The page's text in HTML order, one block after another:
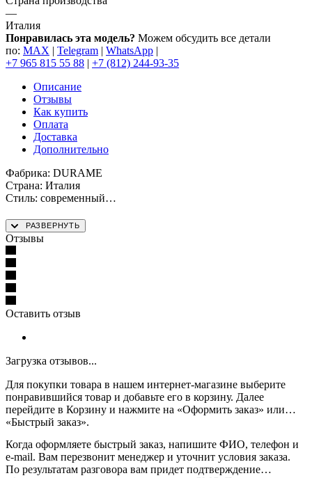
—
Италия
Понравилась эта модель? Можем обсудить все детали
по: MAX | Telegram | WhatsApp |
+7 965 815 55 88 | +7 (812) 244-93-35
Описание
Отзывы
Как купить
Оплата
Доставка
Дополнительно
Фабрика: DURAME
Страна: Италия
Стиль: современный
Отделка: по образцам производителя
Отзывы
Оставить отзыв
Загрузка отзывов...
Для покупки товара в нашем интернет-магазине выберите
понравившийся товар и добавьте его в корзину. Далее
перейдите в Корзину и нажмите на «Оформить заказ» или
«Быстрый заказ».
Когда оформляете быстрый заказ, напишите ФИО, телефон и
e-mail. Вам перезвонит менеджер и уточнит условия заказа.
По результатам разговора вам придет подтверждение